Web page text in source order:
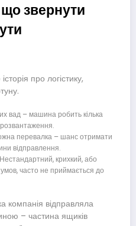
звернути
про логістику,
вад – машина робить кілька
перевалка – шанс отримати
відправлення.
крихкий, або
часто не приймається до
компанія відправляла
– частина ящиків